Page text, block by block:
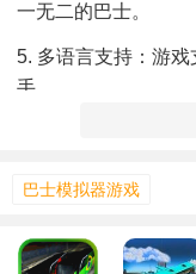
一无二的巴士。
5. 多语言支持：游
手。
巴士模拟器游戏